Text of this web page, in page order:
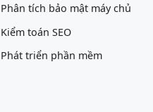
Phân tích bảo mật máy chủ
Kiểm toán SEO
Phát triển phần mềm